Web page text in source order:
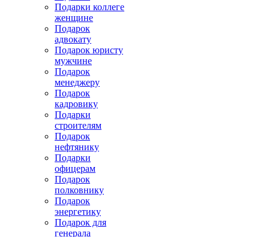
Подарки коллеге
женщине
Подарок
адвокату
Подарок юристу
мужчине
Подарок
менеджеру
Подарок
кадровику
Подарки
строителям
Подарок
нефтянику
Подарки
офицерам
Подарок
полковнику
Подарок
энергетику
Подарок для
генерала